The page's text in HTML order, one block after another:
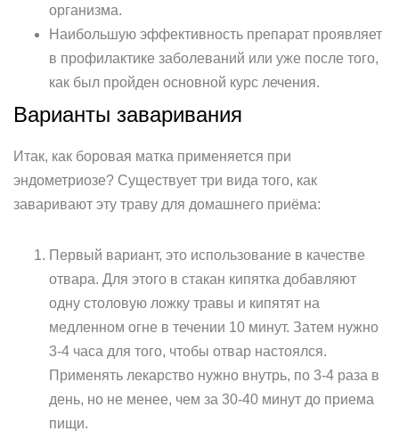
организма.
Наибольшую эффективность препарат проявляет
в профилактике заболеваний или уже после того,
как был пройден основной курс лечения.
Варианты заваривания
Итак, как боровая матка применяется при
эндометриозе? Существует три вида того, как
заваривают эту траву для домашнего приёма:
Первый вариант, это использование в качестве
отвара. Для этого в стакан кипятка добавляют
одну столовую ложку травы и кипятят на
медленном огне в течении 10 минут. Затем нужно
3-4 часа для того, чтобы отвар настоялся.
Применять лекарство нужно внутрь, по 3-4 раза в
день, но не менее, чем за 30-40 минут до приема
пищи.